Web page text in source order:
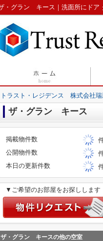
トラスト・レジデンス 株式会社
ザ・グラン キース
掲載物件数
公開物件数
本日の更新件数
▼ご希望のお部屋をお探しします
ザ・グラン キースの他の空室